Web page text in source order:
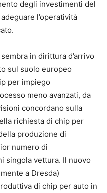
degli investimenti del
l’operatività
in dirittura d’arrivo
sul suolo europeo
per impiego
meno avanzati, da
concordano sulla
richiesta di chip per
produzione di
numero di
singola vettura. Il nuovo
a Dresda)
di chip per auto in